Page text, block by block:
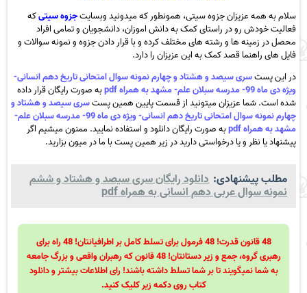
سلام به همه عزیزان جزوه سیتی، همونطور که میدونید وبسایتجزوه سیتیکه
فعالیت خودش رو در راستای کمک به دانش اموزان، دانشجویان و تمامی افراد
محصل در زمینه ها و رشته های مختلف کرده و با قرار دادن جزوه و نمونه سوالات و
فایل های راهنما قصد کمک به این عزیزان را دارد.
در این پستسری سیصد و هشتاد و چهارم نمونه سوال امتحانی تاریخ دهم انسانی-
ویژه دی ماه 99- مدرسه سبلان علم- مشهد به همراه pdf
به صورت رایگان قرار داده
شده است. شما عزیزان میتونید از قسمت پایین همین پستسری سیصد و هشتاد و
چهارم نمونه سوال امتحانی تاریخ دهم انسانی- ویژه دی ماه 99- مدرسه سبلان علم-
مشهد به همراه pdf
به صورت رایگان دانلود و استفاده نمایید. ممنون میشیم اگر
پیشنهاد یا نظر و یا درخواستی دارید در زیر همین پست با ما در میون بزارید.
مطلب پیشنهادی: دانلود رایگان سری سیصد و هشتاد و ششم
نمونه سوال عربی دهم انسانی به همراه pdf
48 قانون قدرت! 48 فرمول برای تسلط کامل بر اطرافیانتان! 48 راه برای
رهبری گروه، جمع و زیر دستانتان! 48 قانون که رهبران واقعی و بزرگ جامعه
به شما نمیگویند تا بر شما تسلط داشته باشند! رای اطلاعات بیشتر و دانلود
کتاب روی دکمه زیر کلیک کنید.